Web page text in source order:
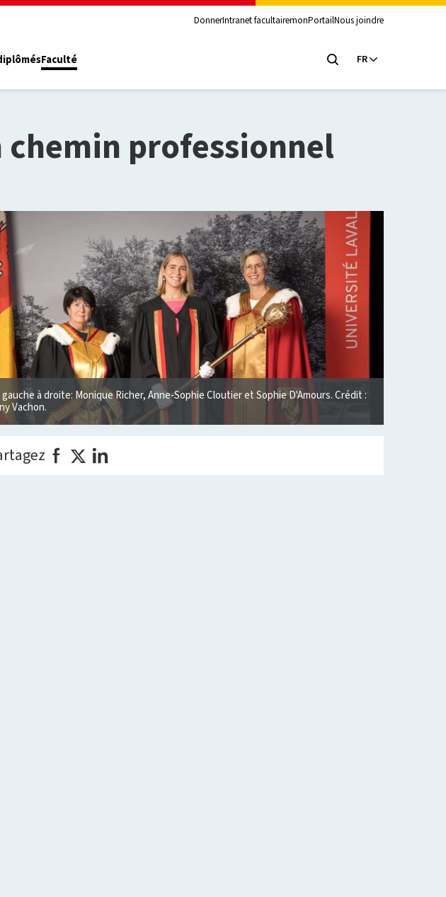
DonnerIntranet facultairemonPortailNous joindre
Faculté FR
professionnel
gauche à droite: Monique Richer, Anne-Sophie Cloutier et Sophie D'Amours. Crédit :
Vachon.